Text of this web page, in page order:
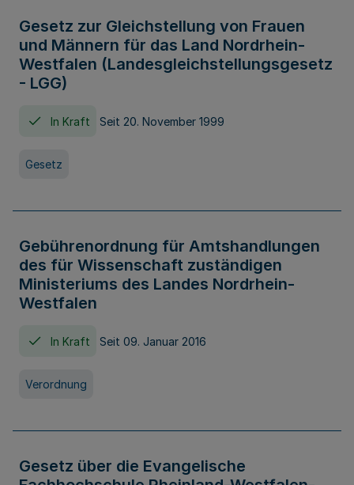
Gesetz zur Gleichstellung von Frauen
und Männern für das Land Nordrhein-
Westfalen (Landesgleichstellungsgesetz
- LGG)
In Kraft Seit 20. November 1999
Gesetz
Gebührenordnung für Amtshandlungen
des für Wissenschaft zuständigen
Ministeriums des Landes Nordrhein-
Westfalen
In Kraft Seit 09. Januar 2016
Verordnung
Gesetz über die Evangelische